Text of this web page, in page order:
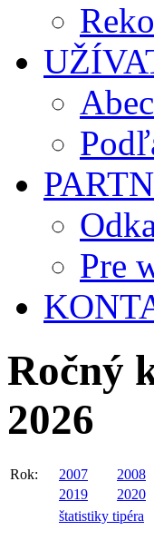
Pre
Ročný
2026
Rok: 2007 2008
2019
2020
štatistiky tipéra